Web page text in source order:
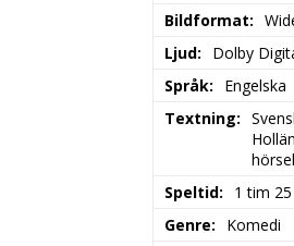
Bildformat
Ljud
Dolby
Språk
Engelska
Textning
Speltid
1 tim
Genre
Komedi